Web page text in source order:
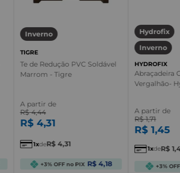
Inverno
TIGRE
Te de Redução PVC Soldável
Marrom - Tigre
A partir de
R$ 4,44
R$ 4,31
1 deR$ 4,31
+3% OFF no PIX R$ 4,18
Hydrofix
Inverno
HYDROFIX
Abraçadeira
Vergalhão-
A partir de
R$ 1,71
R$ 1,45
1 deR$ 1,
+3%